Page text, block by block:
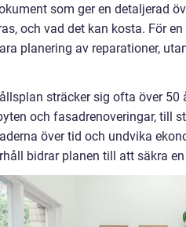
som ger en detaljerad
och vad det kan kosta. För
planering av reparationer,
sträcker sig ofta över
och fasadrenoveringar, till
över tid och undvika
bidrar planen till att säkra